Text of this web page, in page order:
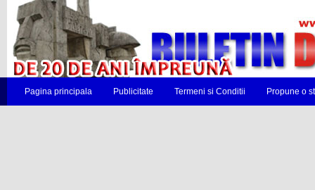
Pagina principala Publicitate Termeni si Conditii Propune o